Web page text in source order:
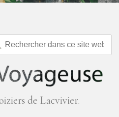
de Lacvivier.